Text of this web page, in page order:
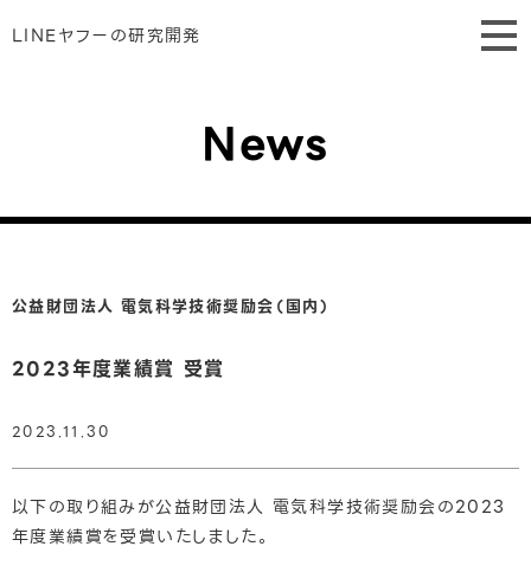
LINEヤフーの研究開発
News
公益財団法人 電気科学技術奨励会（国内）
2023年度業績賞 受賞
2023.11.30
以下の取り組みが公益財団法人 電気科学技術奨励会の2023
年度業績賞を受賞いたしました。